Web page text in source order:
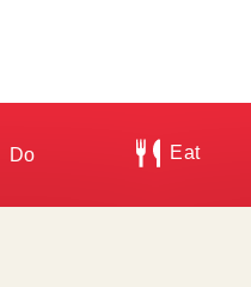
Do Eat